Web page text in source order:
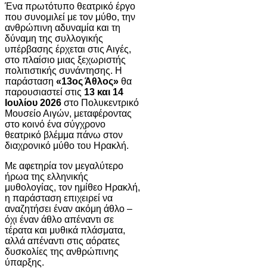
Ένα πρωτότυπο θεατρικό έργο
που συνομιλεί με τον μύθο, την
ανθρώπινη αδυναμία και τη
δύναμη της συλλογικής
υπέρβασης έρχεται στις Αιγές,
στο πλαίσιο μιας ξεχωριστής
πολιτιστικής συνάντησης. Η
παράσταση «13ος Άθλος» θα
παρουσιαστεί στις 13 και 14
Ιουλίου 2026 στο Πολυκεντρικό
Μουσείο Αιγών, μεταφέροντας
στο κοινό ένα σύγχρονο
θεατρικό βλέμμα πάνω στον
διαχρονικό μύθο του Ηρακλή.
Με αφετηρία τον μεγαλύτερο
ήρωα της ελληνικής
μυθολογίας, τον ημίθεο Ηρακλή,
η παράσταση επιχειρεί να
αναζητήσει έναν ακόμη άθλο –
όχι έναν άθλο απέναντι σε
τέρατα και μυθικά πλάσματα,
αλλά απέναντι στις αόρατες
δυσκολίες της ανθρώπινης
ύπαρξης.